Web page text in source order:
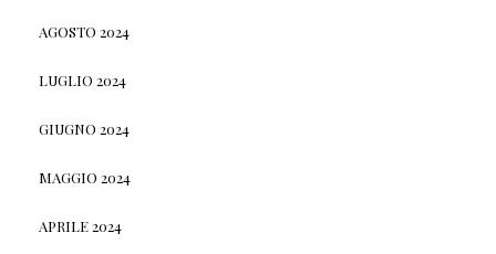
AGOSTO 2024
LUGLIO 2024
GIUGNO 2024
MAGGIO 2024
APRILE 2024